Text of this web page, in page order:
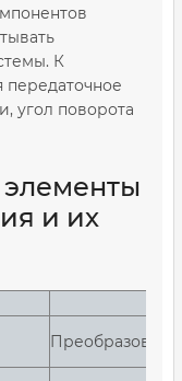
К
передаточное
угол поворота
и их